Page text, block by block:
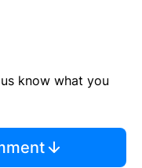
know what you